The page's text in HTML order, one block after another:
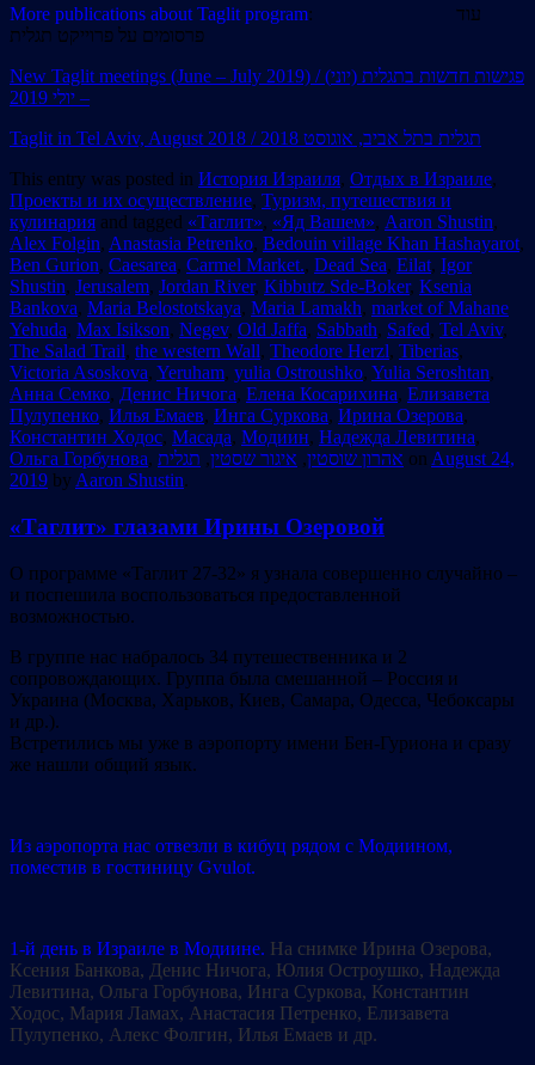
More publications about Taglit program: עוד
פרסומים על פרוייקט תגלית
New Taglit meetings (June – July 2019) / (פגישות חדשות בתגלית (יוני
– יולי 2019
Taglit in Tel Aviv, August 2018 / תגלית בתל אביב, אוגוסט 2018
This entry was posted in История Израиля, Отдых в Израиле,
Проекты и их осуществление, Туризм, путешествия и
кулинария and tagged «Таглит», «Яд Вашем», Aaron Shustin,
Alex Folgin, Anastasia Petrenko, Bedouin village Khan Hashayarot,
Ben Gurion, Caesarea, Carmel Market., Dead Sea, Eilat, Igor
Shustin, Jerusalem, Jordan River, Kibbutz Sde-Boker, Ksenia
Bankova, Maria Belostotskaya, Maria Lamakh, market of Mahane
Yehuda, Max Isikson, Negev, Old Jaffa, Sabbath, Safed, Tel Aviv,
The Salad Trail, the western Wall, Theodore Herzl, Tiberias,
Victoria Asoskova, Yeruham, yulia Ostroushko, Yulia Seroshtan,
Анна Семко, Денис Ничога, Елена Косарихина, Елизавета
Пулупенко, Илья Емаев, Инга Суркова, Ирина Озерова,
Константин Ходос, Масада, Модиин, Надежда Левитина,
Ольга Горбунова, אהרון שוסטין, איגור שסטין, תגלית on August 24,
2019 by Aaron Shustin.
«Таглит» глазами Ирины Озеровой
О программе «Таглит 27-32» я узнала совершенно случайно –
и поспешила воспользоваться предоставленной
возможностью.
В группе нас набралось 34 путешественника и 2
сопровождающих. Группа была смешанной – Россия и
Украина (Москва, Харьков, Киев, Самара, Одесса, Чебоксары
и др.).
Встретились мы уже в аэропорту имени Бен-Гуриона и сразу
же нашли общий язык.
Из аэропорта нас отвезли в кибуц рядом с Модиином,
поместив в гостиницу Gvulot.
1-й день в Израиле в Модиине. На снимке Ирина Озерова,
Ксения Банкова, Денис Ничога, Юлия Остроушко, Надежда
Левитина, Ольга Горбунова, Инга Суркова, Константин
Ходос, Мария Ламах, Анастасия Петренко, Елизавета
Пулупенко, Алекс Фолгин, Илья Емаев и др.